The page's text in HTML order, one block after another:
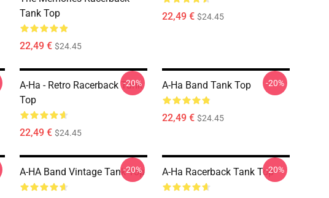
Tank Top
22,49 € $24.45
22,49 € $24.45
A-Ha - Retro Racerback Tank
Top
22,49 € $24.45
-20% A-Ha Band Tank Top
22,49 € $24.45
-20%
A-HA Band Vintage Tank Top
-20% A-Ha Racerback Tank Top-20%